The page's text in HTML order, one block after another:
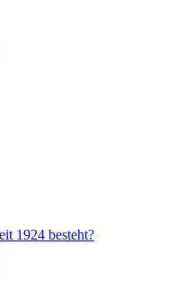
1924 besteht?